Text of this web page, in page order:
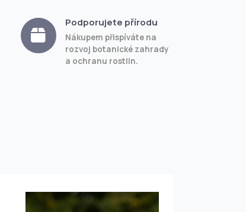
Podporujete přírodu
Nákupem přispíváte na
rozvoj botanické zahrady
a ochranu rostlin.